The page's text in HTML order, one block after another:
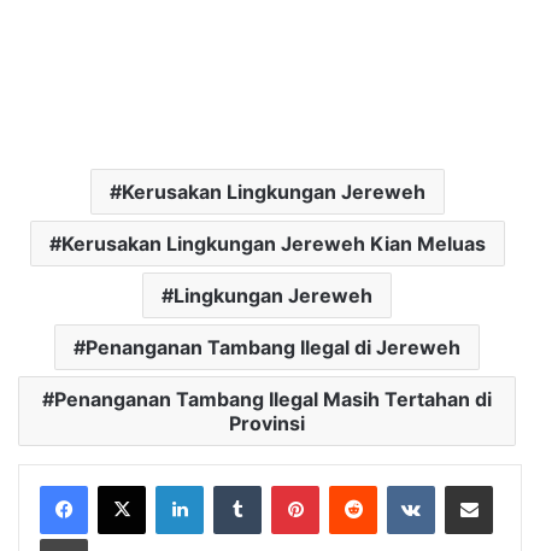
Kerusakan Lingkungan Jereweh
Kerusakan Lingkungan Jereweh Kian Meluas
Lingkungan Jereweh
Penanganan Tambang Ilegal di Jereweh
Penanganan Tambang Ilegal Masih Tertahan di
Provinsi
LinkedInTumblr PinterestReddit VKontakteBagikan Lewat Email
Cetak